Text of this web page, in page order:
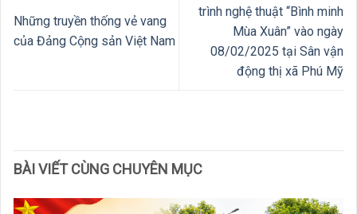
Những truyền thống vẻ vang
của Đảng Cộng sản Việt Nam
trình nghệ thuật “Bình minh
Mùa Xuân” vào ngày
08/02/2025 tại Sân vận
động thị xã Phú Mỹ
BÀI VIẾT CÙNG CHUYÊN MỤC